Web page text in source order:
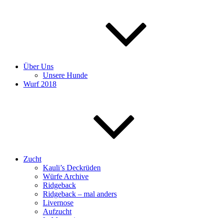
Über Uns
Unsere Hunde
Wurf 2018
Zucht
Kauli’s Deckrüden
Würfe Archive
Ridgeback
Ridgeback – mal anders
Livernose
Aufzucht